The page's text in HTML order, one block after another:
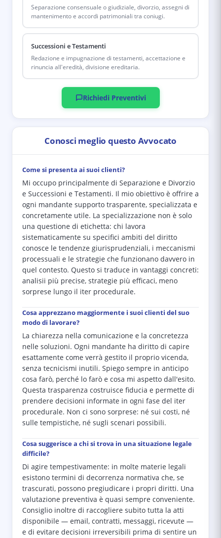
Separazione consensuale o giudiziale, divorzio, assegni di
mantenimento e accordi patrimoniali tra coniugi.
Successioni e Testamenti
Redazione e impugnazione di testamenti, accettazione e
rinuncia all'eredità, divisione ereditaria.
Richiedi Preventivi
Conosci meglio questo Avvocato
Come si presenta ai suoi clienti?
Mi occupo principalmente di Separazione e Divorzio
e Successioni e Testamenti. Il mio obiettivo è offrire a
ogni mandante supporto trasparente, specializzata e
concretamente utile. La specializzazione non è solo
una questione di etichetta: chi lavora
sistematicamente su specifici ambiti del diritto
conosce le tendenze giurisprudenziali, i meccanismi
processuali e le strategie che funzionano davvero in
quel contesto. Questo si traduce in vantaggi concreti:
analisii più precise, strategie più efficaci, meno
sorprese lungo il iter procedurale.
Cosa apprezzano maggiormente i suoi clienti del suo
modo di lavorare?
La chiarezza nella comunicazione e la concretezza
nelle soluzioni. Ogni mandante ha diritto di capire
esattamente come verrà gestito il proprio vicenda,
senza tecnicismi inutili. Spiego sempre in anticipo
cosa farò, perché lo farò e cosa mi aspetto dall'esito.
Questa trasparenza costruisce fiducia e permette di
prendere decisioni informate in ogni fase del iter
procedurale. Non ci sono sorprese: né sui costi, né
sulle tempistiche, né sugli scenari possibili.
Cosa suggerisce a chi si trova in una situazione legale
difficile?
Di agire tempestivamente: in molte materie legali
esistono termini di decorrenza normativa che, se
trascurati, possono pregiudicare i propri diritti. Una
valutazione preventiva è quasi sempre conveniente.
Consiglio inoltre di raccogliere subito tutta la atti
disponibile — email, contratti, messaggi, ricevute —
e di evitare decisioni irreversibili prima di sentire un